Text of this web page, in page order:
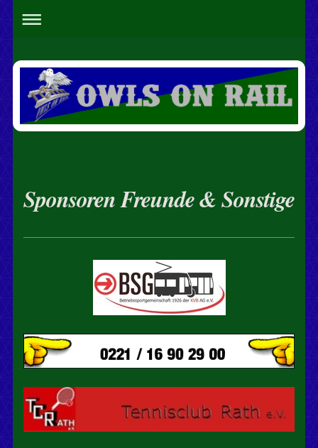
Sponsoren Freunde & Sonstige